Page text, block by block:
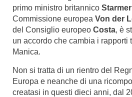
primo ministro britannico Starmer
Commissione europea Von der
del Consiglio europeo Costa, è
un accordo che cambia i rapporti
Manica.
Non si tratta di un rientro del
Europa e neanche di una
creatasi in questi dieci anni, dal